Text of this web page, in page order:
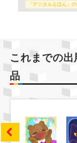
「デジタルえほん」
これまでの出
品